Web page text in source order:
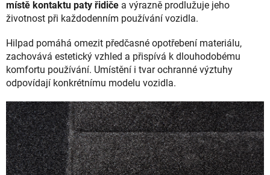
místě kontaktu paty řidiče a výrazně prodlužuje jeho
životnost při každodenním používání vozidla.
Hilpad pomáhá omezit předčasné opotřebení materiálu,
zachovává estetický vzhled a přispívá k dlouhodobému
komfortu používání. Umístění i tvar ochranné výztuhy
odpovídají konkrétnímu modelu vozidla.